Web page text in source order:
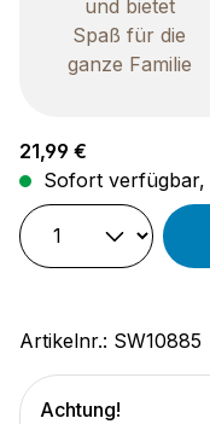
und bietet
Spaß für die
ganze Familie
Regulärer Preis:
21,99 €
Sofort verfügbar,
Artikelnr.: SW10885
Achtung!